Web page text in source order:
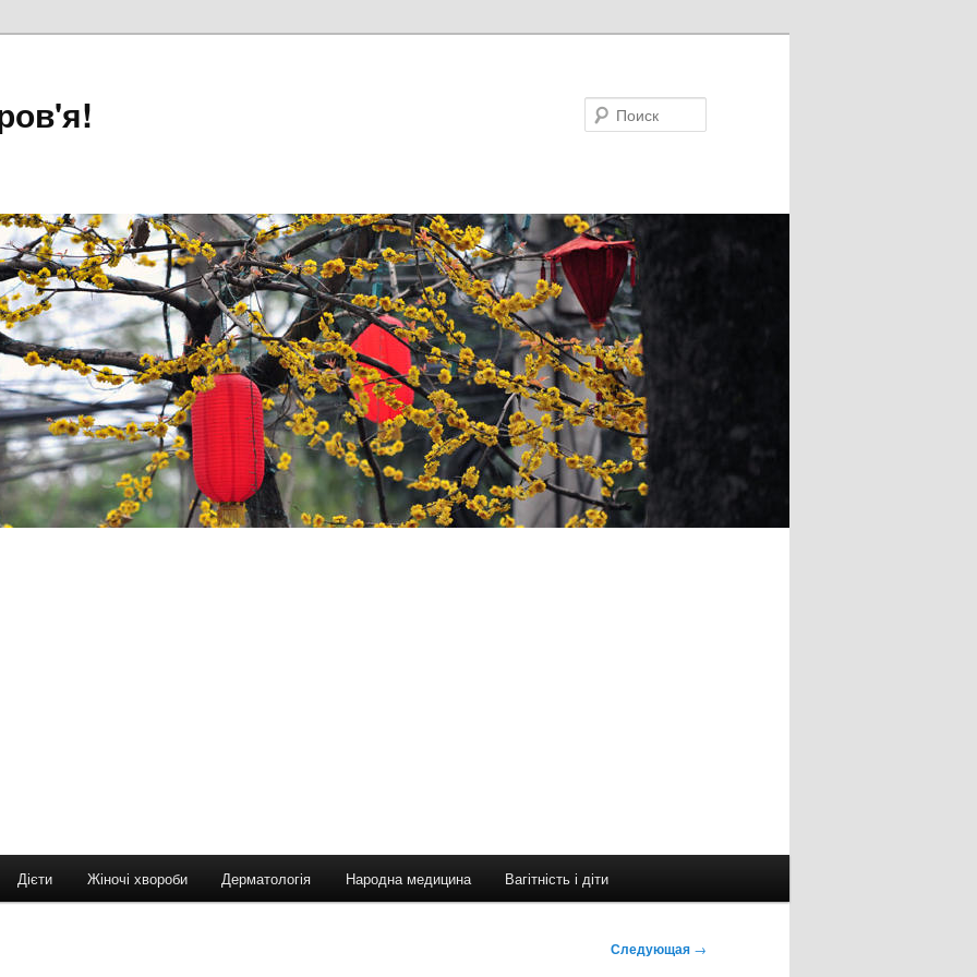
Дієти Жіночі хвороби Дерматологія Народна медицина Вагітність і діти
Следующая →